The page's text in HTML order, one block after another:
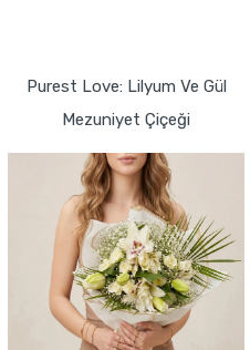
Purest Love: Lilyum Ve Gül
Mezuniyet Çiçeği